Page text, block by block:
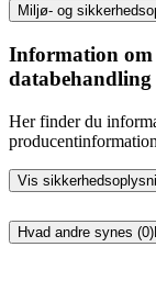
Miljø- og
Information
databehandling
Her finder du
producentinformation
Vis
Hvad andre synes (0)